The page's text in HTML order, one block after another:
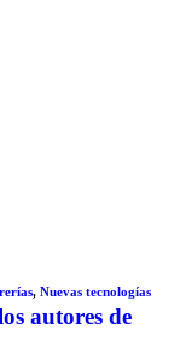
, Nuevas tecnologías
autores de